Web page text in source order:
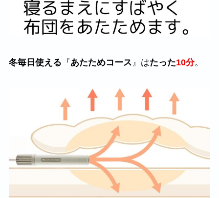
冬毎日使える 『あたためコース 』はたった10分。